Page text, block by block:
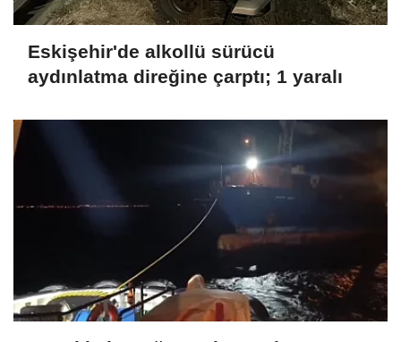
Eskişehir'de alkollü sürücü
aydınlatma direğine çarptı; 1 yaralı